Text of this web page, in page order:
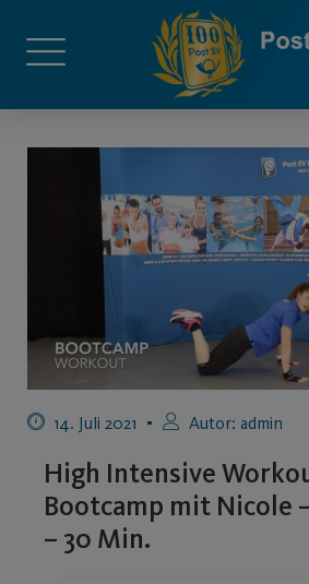
14. Juli 2021 Autor: admin
High Intensive
Bootcamp mit Nicole
– 30 Min.